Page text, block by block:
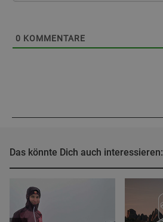
0 KOMMENTARE
Das könnte Dich auch interessieren: